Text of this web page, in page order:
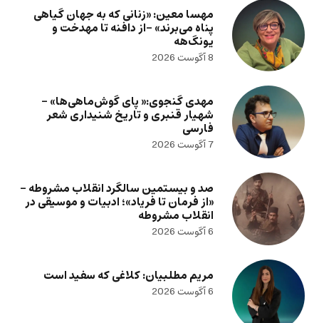
مهسا معین: «زنانی که به جهان گیاهی
پناه می‌برند» -از دافنه تا مهدخت و
یونگ‌هه
8 آگوست 2026
مهدی گنجوی:« پای گوش‌ماهی‌ها» –
شهیار قنبری و تاریخ شنیداری شعر
فارسی
7 آگوست 2026
صد و بیستمین سالگرد انقلاب مشروطه –
«از فرمان تا فریاد»؛ ادبیات و موسیقی در
انقلاب مشروطه
6 آگوست 2026
مریم مطلبیان: کلاغی که سفید است
6 آگوست 2026